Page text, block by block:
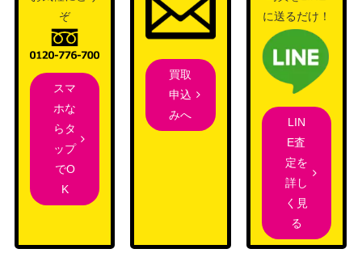
ム探訪）
金属海の沿岸/Seachrome Coast[SOM]
《日》
（ミラディ
ンの傷跡）
800
[Foil] 402 喜ぶハーフリング/Delighted
Halfling プレリリース [LTR-BF] 《日》
Wizards
太陽冠のヘリオッド/Heliod, Sun-Crow
還魂記）
ぞ
スマ
ホな
らタ
ップ
でO
K
買取
申込
みへ
に送るだけ！
LIN
E査
定を
詳し
く見
る